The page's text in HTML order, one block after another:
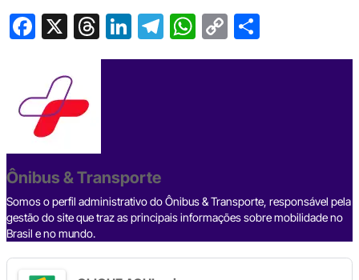
F
e
b
o
o
k
X T
hr
s
Li
n
T
el
W
h
C
o
S
h
Ônibus & Transporte
Somos o perfil administrativo do Ônibus & Transporte, responsável pela
gestão do site que traz as principais informações sobre mobilidade no
Brasil e no mundo.